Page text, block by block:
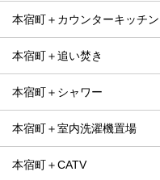
本宿町＋カウンターキッチン
本宿町＋追い焚き
本宿町＋シャワー
本宿町＋室内洗濯機置場
本宿町＋CATV